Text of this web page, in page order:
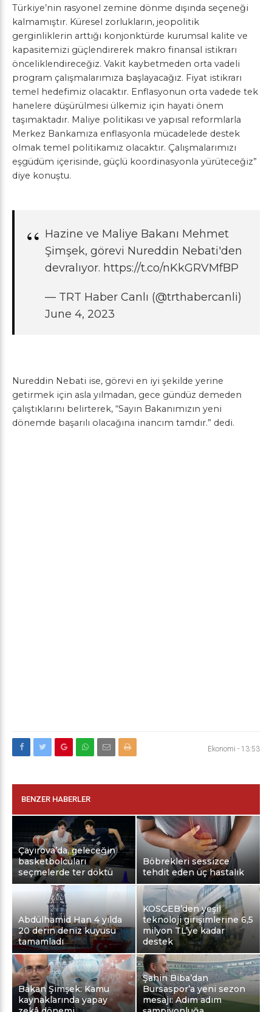
Türkiye’nin rasyonel zemine dönme dışında seçeneği
kalmamıştır. Küresel zorlukların, jeopolitik
gerginliklerin arttığı konjonktürde kurumsal kalite ve
kapasitemizi güçlendirerek makro finansal istikrarı
önceliklendireceğiz. Vakit kaybetmeden orta vadeli
program çalışmalarımıza başlayacağız. Fiyat istikrarı
temel hedefimiz olacaktır. Enflasyonun orta vadede tek
hanelere düşürülmesi ülkemiz için hayati önem
taşımaktadır. Maliye politikası ve yapısal reformlarla
Merkez Bankamıza enflasyonla mücadelede destek
olmak temel politikamız olacaktır. Çalışmalarımızı
eşgüdüm içerisinde, güçlü koordinasyonla yürüteceğiz”
diye konuştu.
Hazine ve Maliye Bakanı Mehmet
Şimşek, görevi Nureddin Nebati'den
devralıyor. https://t.co/nKkGRVMfBP
— TRT Haber Canlı (@trthabercanli)
June 4, 2023
Nureddin Nebati ise, görevi en iyi şekilde yerine
getirmek için asla yılmadan, gece gündüz demeden
çalıştıklarını belirterek, “Sayın Bakanımızın yeni
dönemde başarılı olacağına inancım tamdır.” dedi.
Ekonomi - 13:53
BENZER HABERLER
Çayırova’da, geleceğin
basketbolcuları
seçmelerde ter döktü
Böbrekleri sessizce
tehdit eden üç hastalık
Abdülhamid Han 4 yılda
20 derin deniz kuyusu
tamamladı
KOSGEB’den yeşil
teknoloji girişimlerine 6,5
milyon TL’ye kadar
destek
Bakan Şimşek: Kamu
kaynaklarında yapay
Şahin Biba’dan
Bursaspor’a yeni sezon
mesajı: Adım adım